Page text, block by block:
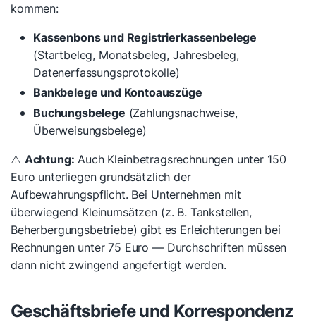
kommen:
Kassenbons und Registrierkassenbelege
(Startbeleg, Monatsbeleg, Jahresbeleg,
Datenerfassungsprotokolle)
Bankbelege und Kontoauszüge
Buchungsbelege (Zahlungsnachweise,
Überweisungsbelege)
⚠️ Achtung: Auch Kleinbetragsrechnungen unter 150
Euro unterliegen grundsätzlich der
Aufbewahrungspflicht. Bei Unternehmen mit
überwiegend Kleinumsätzen (z. B. Tankstellen,
Beherbergungsbetriebe) gibt es Erleichterungen bei
Rechnungen unter 75 Euro — Durchschriften müssen
dann nicht zwingend angefertigt werden.
Geschäftsbriefe und Korrespondenz